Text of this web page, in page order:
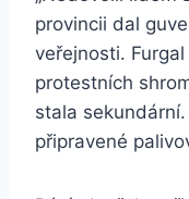
provincii dal
veřejnosti.
protestních
stala
připravené